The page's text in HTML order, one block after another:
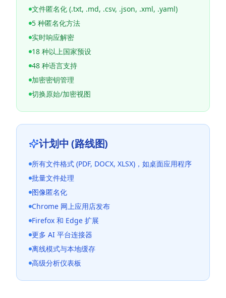
文件匿名化 (.txt, .md, .csv, .json, .xml, .yaml)
5 种匿名化方法
实时响应解密
18 种以上国家预设
48 种语言支持
加密密钥管理
切换原始/加密视图
计划中 (路线图)
所有文件格式 (PDF, DOCX, XLSX)，如桌面应用程序
批量文件处理
图像匿名化
Chrome 网上应用店发布
Firefox 和 Edge 扩展
更多 AI 平台连接器
离线模式与本地缓存
高级分析仪表板